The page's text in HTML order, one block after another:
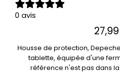
0 avis
27,99
Housse de protection,
tablette, équipée d'une
référence n'est pas dans